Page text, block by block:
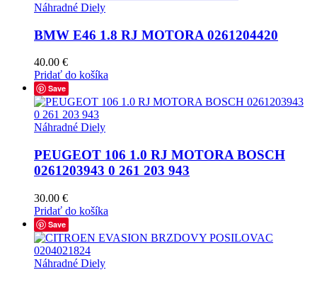
Náhradné Diely
BMW E46 1.8 RJ MOTORA 0261204420
40.00 €
Pridať do košíka
Save
Náhradné Diely
PEUGEOT 106 1.0 RJ MOTORA BOSCH
0261203943 0 261 203 943
30.00 €
Pridať do košíka
Save
Náhradné Diely